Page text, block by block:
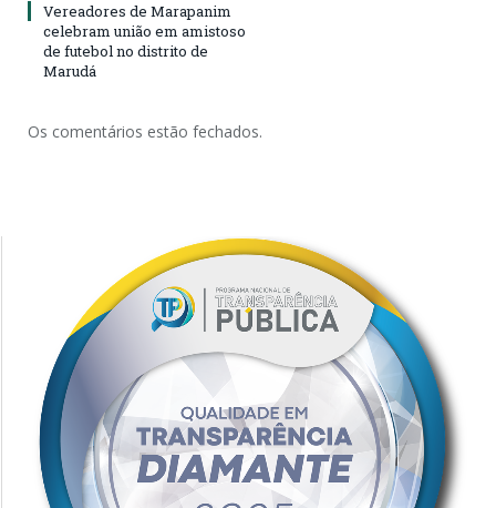
Vereadores de Marapanim
celebram união em amistoso
de futebol no distrito de
Marudá
Os comentários estão fechados.